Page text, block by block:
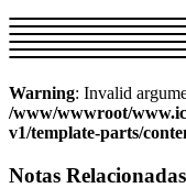
Warning: Invalid
/www/wwwroot/
v1/template-parts/
Notas Relacionadas